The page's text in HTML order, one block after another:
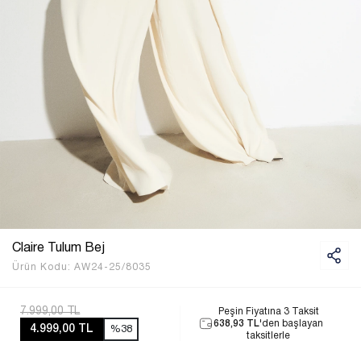
Claire Tulum Bej
Ürün Kodu: AW24-25/8035
7.999,00 TL
4.999,00 TL
%38
Peşin Fiyatına 3 Taksit
638,93 TL'den başlayan
taksitlerle